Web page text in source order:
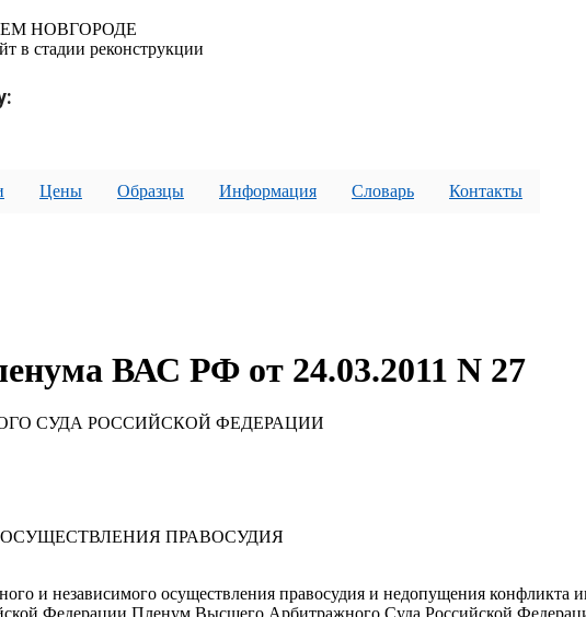
НОВГОРОДЕ
реконструкции
Цены Образцы Информация Словарь Контакты
ВАС РФ от 24.03.2011 N 27
СУДА РОССИЙСКОЙ ФЕДЕРАЦИИ
ПРАВОСУДИЯ
и независимого осуществления правосудия и недопущения конфликта
Федерации Пленум Высшего Арбитражного Суда Российской